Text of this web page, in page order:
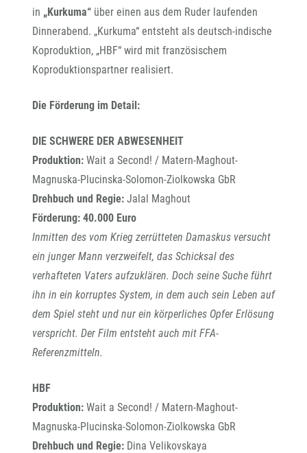
in „Kurkuma“ über einen aus dem Ruder laufenden
Dinnerabend. „Kurkuma“ entsteht als deutsch-indische
Koproduktion, „HBF“ wird mit französischem
Koproduktionspartner realisiert.
Die Förderung im Detail:
DIE SCHWERE DER ABWESENHEIT
Produktion: Wait a Second! / Matern-Maghout-
Magnuska-Plucinska-Solomon-Ziolkowska GbR
Drehbuch und Regie: Jalal Maghout
Förderung: 40.000 Euro
Inmitten des vom Krieg zerrütteten Damaskus versucht
ein junger Mann verzweifelt, das Schicksal des
verhafteten Vaters aufzuklären. Doch seine Suche führt
ihn in ein korruptes System, in dem auch sein Leben auf
dem Spiel steht und nur ein körperliches Opfer Erlösung
verspricht. Der Film entsteht auch mit FFA-
Referenzmitteln.
HBF
Produktion: Wait a Second! / Matern-Maghout-
Magnuska-Plucinska-Solomon-Ziolkowska GbR
Drehbuch und Regie: Dina Velikovskaya